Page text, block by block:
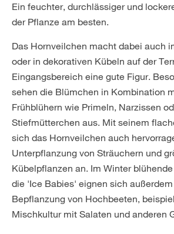
Ein feuchter, durchlässiger und
der Pflanze am besten.
Das Hornveilchen macht dabei auch
oder in dekorativen Kübeln auf der
Eingangsbereich eine gute Figur.
sehen die Blümchen in Kombination
Frühblühern wie Primeln, Narzissen
Stiefmütterchen aus. Mit seinem
sich das Hornveilchen auch
Unterpflanzung von Sträuchern und
Kübelpflanzen an. Im Winter
die 'Ice Babies' eignen sich
Bepflanzung von Hochbeeten,
Mischkultur mit Salaten und anderen